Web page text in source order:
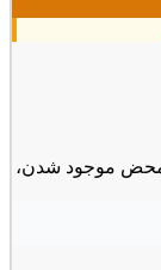
محض موجود شدن،